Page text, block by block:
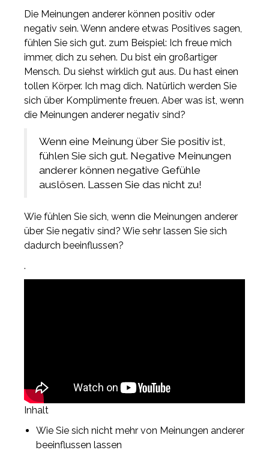
Die Meinungen anderer können positiv oder
negativ sein. Wenn andere etwas Positives sagen,
fühlen Sie sich gut. zum Beispiel: Ich freue mich
immer, dich zu sehen. Du bist ein großartiger
Mensch. Du siehst wirklich gut aus. Du hast einen
tollen Körper. Ich mag dich. Natürlich werden Sie
sich über Komplimente freuen. Aber was ist, wenn
die Meinungen anderer negativ sind?
Wenn eine Meinung über Sie positiv ist,
fühlen Sie sich gut. Negative Meinungen
anderer können negative Gefühle
auslösen. Lassen Sie das nicht zu!
Wie fühlen Sie sich, wenn die Meinungen anderer
über Sie negativ sind? Wie sehr lassen Sie sich
dadurch beeinflussen?
.
Inhalt
Wie Sie sich nicht mehr von Meinungen anderer
beeinflussen lassen